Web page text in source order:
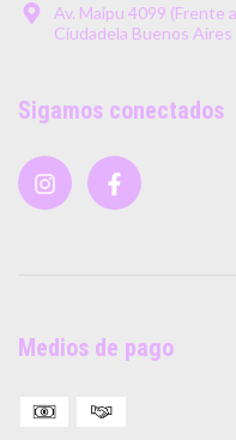
Av. Maipu 4099 (Frente
Ciudadela Buenos Aires
Sigamos conectados
Medios de pago